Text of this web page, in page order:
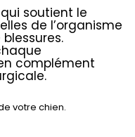
soutient le
de l’organisme
complément
votre chien.